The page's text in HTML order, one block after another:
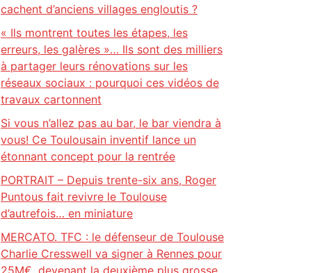
cachent d’anciens villages engloutis ?
« Ils montrent toutes les étapes, les
erreurs, les galères »… Ils sont des milliers
à partager leurs rénovations sur les
réseaux sociaux : pourquoi ces vidéos de
travaux cartonnent
Si vous n’allez pas au bar, le bar viendra à
vous! Ce Toulousain inventif lance un
étonnant concept pour la rentrée
PORTRAIT – Depuis trente-six ans, Roger
Puntous fait revivre le Toulouse
d’autrefois… en miniature
MERCATO. TFC : le défenseur de Toulouse
Charlie Cresswell va signer à Rennes pour
25M€, devenant la deuxième plus grosse